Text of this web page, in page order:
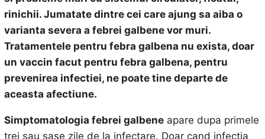
rinichii. Jumatate dintre cei care ajung sa aiba o
varianta severa a febrei galbene vor muri.
Tratamentele pentru febra galbena nu exista, doar
un vaccin facut pentru febra galbena, pentru
prevenirea infectiei, ne poate tine departe de
aceasta afectiune.
Simptomatologia febrei galbeneapare dupa primele
trei sau sase zile de la infectare. Doar cand infectia